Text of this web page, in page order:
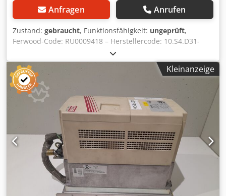
Anfragen Anrufen
Zustand: gebraucht, Funktionsfähigkeit: ungeprüft,
Ferwood-Code: RU0009418 – Herstellercode: 10.S4.D31-
347M – Zustand: Gebraucht – Funktionalität: Nicht geprüft
– Kompatible Maschine: CNC – KANTENANLEIMMASCHINE
IMA COMBIMA – IMA BIMA – HOMAG – WEEKE – Bei
Interesse bieten wir einen Überholungsservice an,
kontaktieren Sie uns. Dcjdpfxjv Hzvhs Akaek
Kleinanzeige